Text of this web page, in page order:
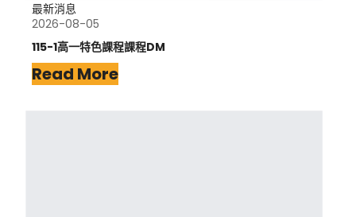
最新消息
2026-08-05
115-1高一特色課程課程DM
Read More